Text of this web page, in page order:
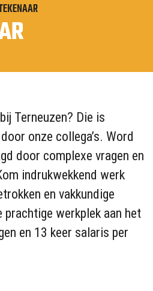
Terneuzen? Die is
onze collega’s. Word
door complexe vragen en
indrukwekkend werk
en vakkundige
prachtige werkplek aan het
en 13 keer salaris per